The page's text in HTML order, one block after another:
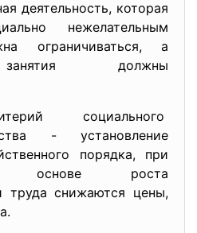
деятельность, которая
нежелательным
ограничиваться, а
должны
социального
- установление
порядка, при
основе роста
труда снижаются цены,